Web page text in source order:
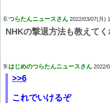
6:つらたんニュースさん 2022/03/07(月)
NHKの撃退方法も教えてく
9:はじめのつらたんニュースさん 2022/
>>6
これでいけるぞ